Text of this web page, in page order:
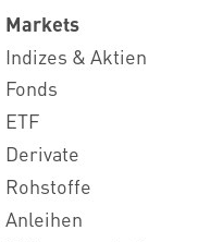
Markets
Indizes & Aktien
Fonds
ETF
Derivate
Rohstoffe
Anleihen